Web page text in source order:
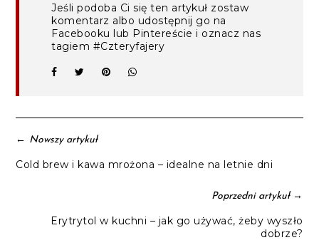
Jeśli podoba Ci się ten artykuł zostaw
komentarz albo udostępnij go na
Facebooku lub Pintereście i oznacz nas
tagiem #Czteryfajery
← Nowszy artykuł
Cold brew i kawa mrożona – idealne na letnie dni
Poprzedni artykuł→
Erytrytol w kuchni – jak go używać, żeby wyszło
dobrze?